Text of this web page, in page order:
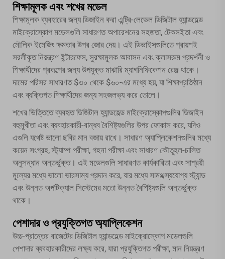
শিক্ষামূলক এবং শখের মডেল
শিক্ষামূলক ব্যবহারের জন্য ডিজাইন করা এন্ট্রি-লেভেল ডিজিটাল হ্যান্ডহেল্ড
মাইক্রোস্কোপ মডেলগুলি সাধারণত অপারেশনের সহজতা, টেকসইতা এবং
মৌলিক ইমেজিং ক্ষমতার উপর জোর দেয়। এই ডিভাইসগুলিতে প্রায়শই
সরলীকৃত নিয়ন্ত্রণ ইন্টারফেস, সুরক্ষামূলক আবাসন এবং ক্লাসরুম প্রদর্শনী ও
শিক্ষার্থীদের প্রকল্পের জন্য উপযুক্ত মাঝারি ম্যাগনিফিকেশন রেঞ্জ থাকে।
দামের পরিসর সাধারণত $৩০ থেকে $৬০-এর মধ্যে হয়, যা শিক্ষাপ্রতিষ্ঠান
এবং ব্যক্তিগত শিক্ষার্থীদের জন্য সহজলভ্য করে তোলে।
শখের ভিত্তিতে ব্যবহৃত ডিজিটাল হ্যান্ডহেল্ড মাইক্রোস্কোপগুলির ডিজাইন
বহুমুখীতা এবং ব্যবহারকারী-বান্ধব বৈশিষ্ট্যগুলির উপর ফোকাস করে, যদিও
এগুলি যথেষ্ট ভালো ছবির মান বজায় রাখে। সাধারণ অ্যাপ্লিকেশনগুলির মধ্যে
কয়েন সংগ্রহ, স্ট্যাম্প পরীক্ষা, গহনা পরীক্ষা এবং সাধারণ কৌতূহল-চালিত
অনুসন্ধান অন্তর্ভুক্ত। এই মডেলগুলি সাধারণত কার্যকারিতা এবং সাশ্রয়ী
মূল্যের মধ্যে ভালো ভারসাম্য প্রদান করে, যার মধ্যে সামঞ্জস্যযোগ্য স্ট্যান্ড
এবং উন্নত অপটিক্যাল সিস্টেমের মতো উন্নত বৈশিষ্ট্যগুলি অন্তর্ভুক্ত
থাকে।
পেশাদার ও প্রযুক্তিগত অ্যাপ্লিকেশন
উচ্চ-প্রান্তের বাজেটের ডিজিটাল হ্যান্ডহেল্ড মাইক্রোস্কোপ মডেলগুলি
পেশাদার ব্যবহারকারীদের লক্ষ্য করে, যারা প্রযুক্তিগত পরীক্ষা, মান নিয়ন্ত্রণ